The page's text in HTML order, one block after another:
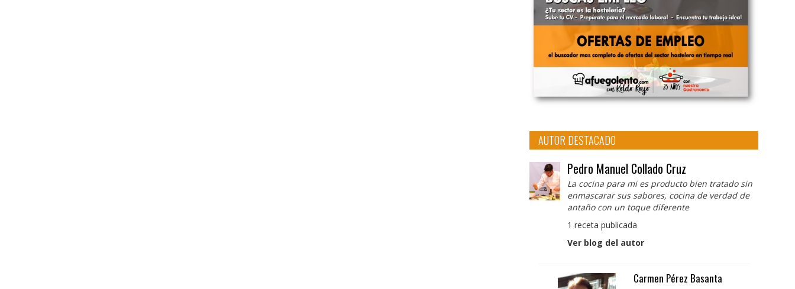
AUTOR DESTACADO
Pedro Manuel Collado Cruz
La cocina para mi es producto bien tratado sin
enmascarar sus sabores, cocina de verdad de
antaño con un toque diferente
1 receta publicada
Ver blog del autor
Carmen Pérez Basanta